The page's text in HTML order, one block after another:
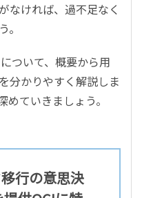
なければ、過不足なく
ついて、概要から用
分かりやすく解説しま
ていきましょう。
行の意思決